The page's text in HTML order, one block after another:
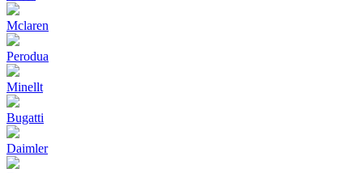
Mclaren
Perodua
Minellt
Bugatti
Daimler